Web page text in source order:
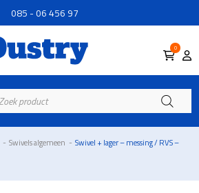
085 - 06 456 97
0
- Swivels algemeen - Swivel + lager – messing / RVS –